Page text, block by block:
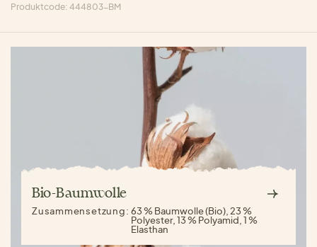
Produktcode: 444803-BM
Bio-Baumwolle
Zusammensetzung:63 % Baumwolle (Bio), 23 %
Polyester, 13 % Polyamid, 1 %
Elasthan